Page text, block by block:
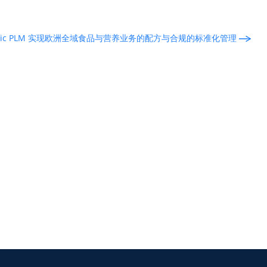
PLM 实现欧洲全域食品与营养业务的配方与合规的标准化管理